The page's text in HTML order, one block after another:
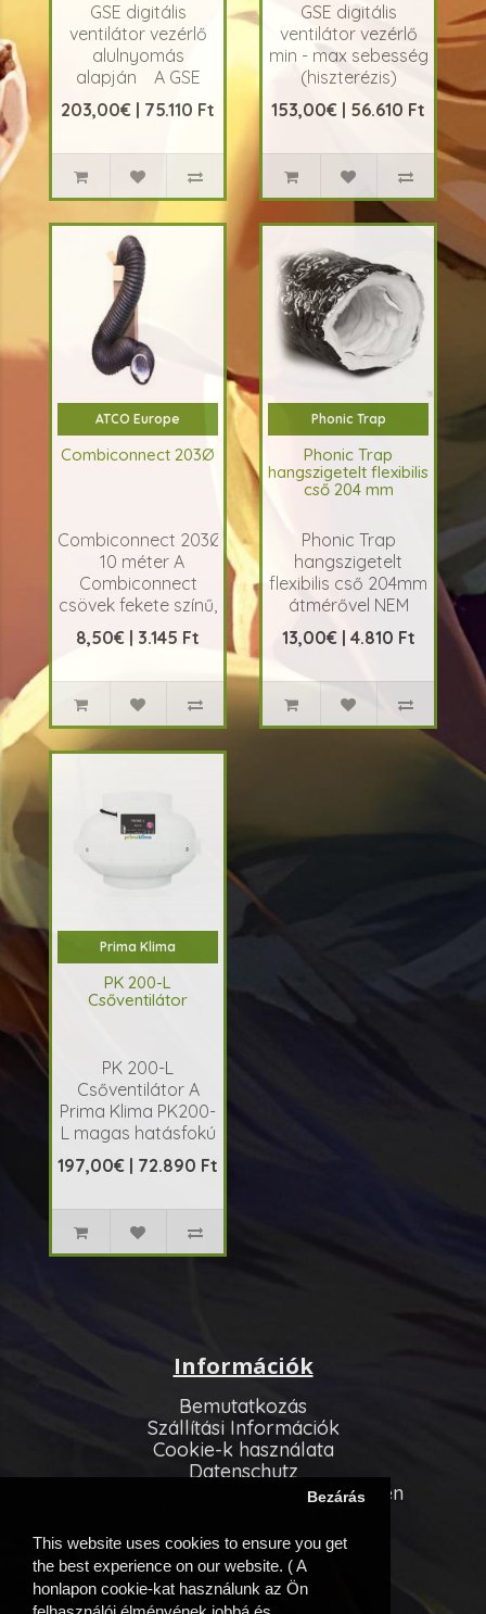
This website uses cookies to ensure you get
the best experience on our website. ( A
honlapon cookie-kat használunk az Ön
Bezárás
GSE digitális
ventilátor vezérlő
alulnyomás
alapján A GSE
digitális ventilátor
vezérlő berendezés
minimum
fordulatszám és
alulny..
203,00€ | 75.110 Ft
GSE digitális
ventilátor vezérlő
min - max sebesség
(hiszterézis)
alapján A GSE
ventilátorszabályozója,
maximum sebesség
beállítá..
153,00€ | 56.610 Ft
ATCO Europe
Combiconnect 203Ø
Combiconnect 203Ø 1fm
10 méter A
Combiconnect
csövek fekete színű,
megerősített
műanyag csövek,
alumínium fólia.
Megfelelőek a gépi ..
8,50€ | 3.145 Ft
Phonic Trap
Phonic Trap
hangszigetelt flexibilis
cső 204 mm
Phonic Trap
hangszigetelt
flexibilis cső 204mm
átmérővel NEM
TARTALMAZ
KŐZETGYAPOTOT!
A tervezők azért
új technológiával
készült flexibili..
13,00€ | 4.810 Ft
Prima Klima
PK 200-L
Csőventilátor
PK 200-L
Csőventilátor A
Prima Klima PK200-
L magas hatásfokú
axiális ventilátor
amit ebm-papst
motorral szereltek,
hátrafelé hajlított
197,00€ | 72.890 Ft
Információk
Bemutatkozás
Szállítási Információk
Cookie-k használata
Datenschutz
Allgemeinen Geschäftsbedingungen
Kapcsolatfelvétel
Oldaltérkép